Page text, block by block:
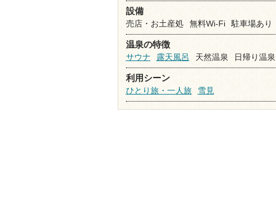
設備
売店・お土産処
無料Wi-Fi 駐車場あり
温泉の特徴
サウナ
露天風呂 天然温泉 日帰り温泉
利用シーン
ひとり旅・一人旅
雪見